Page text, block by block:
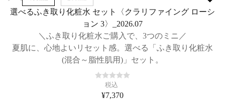
選べるふき取り化粧水 セット〈クラリファイング ローシ
ョン 3〉_2026.07
＼ふき取り化粧水ご購入で、3つのミニ／
夏肌に、心地よいリセット感。選べる「ふき取り化粧水
(混合～脂性肌用)」セット。
税込
¥7,370